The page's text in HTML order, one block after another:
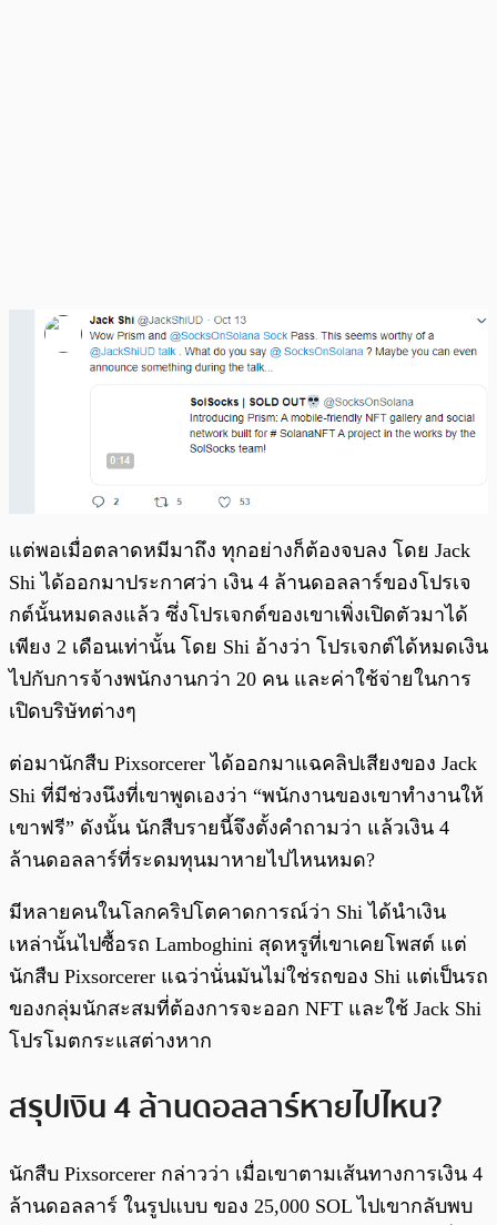
แต่พอเมื่อตลาดหมีมาถึง ทุกอย่างก็ต้องจบลง โดย Jack
Shi ได้ออกมาประกาศว่า เงิน 4 ล้านดอลลาร์ของโปรเจ
กต์นั้นหมดลงแล้ว ซึ่งโปรเจกต์ของเขาเพิ่งเปิดตัวมาได้
เพียง 2 เดือนเท่านั้น โดย Shi อ้างว่า​ โปรเจกต์ได้หมดเงิน
ไปกับการจ้างพนักงานกว่า 20 คน และค่าใช้จ่ายในการ
เปิดบริษัทต่างๆ
ต่อมานักสืบ Pixsorcerer ได้ออกมาแฉคลิปเสียงของ Jack
Shi ที่มีช่วงนึงที่เขาพูดเองว่า “พนักงานของเขาทำงานให้
เขาฟรี” ดังนั้น นักสืบรายนี้จึงตั้งคำถามว่า แล้วเงิน 4
ล้านดอลลาร์ที่ระดมทุนมาหายไปไหนหมด?
มีหลายคนในโลกคริปโตคาดการณ์ว่า Shi ได้นำเงิน
เหล่านั้นไปซื้อรถ Lamboghini สุดหรูที่เขาเคยโพสต์ แต่
นักสืบ Pixsorcerer แฉว่านั่นมันไม่ใช่รถของ Shi แต่เป็นรถ
ของกลุ่มนักสะสมที่ต้องการจะออก NFT และใช้ Jack Shi
โปรโมตกระแสต่างหาก
สรุปเงิน 4 ล้านดอลลาร์หายไปไหน?
นักสืบ Pixsorcerer กล่าวว่า เมื่อเขาตามเส้นทางการเงิน 4
ล้านดอลลาร์ ในรูปแบบ ของ 25,000 SOL ไปเขากลับพบ